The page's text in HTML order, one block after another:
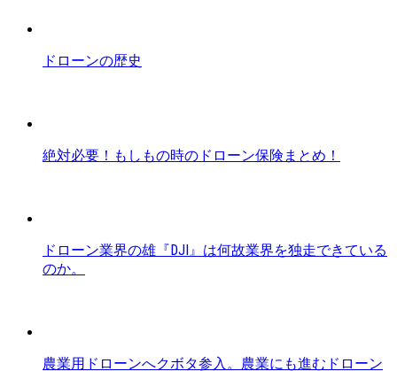
ドローンの歴史
絶対必要！もしもの時のドローン保険まとめ！
ドローン業界の雄『DJI』は何故業界を独走できている
のか。
農業用ドローンへクボタ参入。農業にも進むドローン